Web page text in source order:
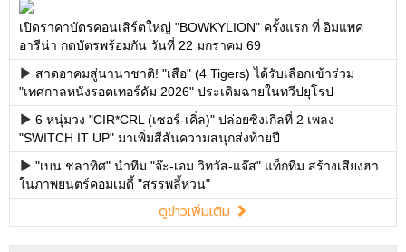
เปิดราคาบัตรคอนเสิร์ตใหญ่ "BOWKYLION" ครั้งแรก ที่ อิมแพค
อารีน่า กดบัตรพร้อมกัน วันที่ 22 มกราคม 69
สาดอาคมสู่นานาชาติ! "เสือ" (4 Tigers) ได้รับเลือกเข้าร่วม
"เทศกาลหนังรอตเทอร์ดัม 2026" ประเดิมฉายในทวีปยุโรป
6 หนุ่มวง "CIR*CRL (เซอร์-เคิ่ล)" ปล่อยซิงเกิลที่ 2 เพลง
"SWITCH IT UP" มาเพิ่มสีสันความสนุกส่งท้ายปี
"เบน ชลาทิศ" นำทีม "จ๊ะ-เอม วิทวัส-แจ๊ส" แท็กทีม สร้างเสียงฮา
ในภาพยนตร์คอมเมดี้ "สรรพลี้หวน"
ดูข่าวเพิ่มเติม